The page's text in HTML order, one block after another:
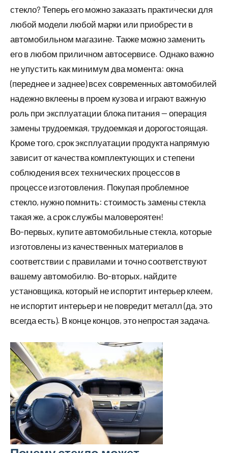
стекло? Теперь его можно заказать практически для
любой модели любой марки или приобрести в
автомобильном магазине. Также можно заменить
его в любом приличном автосервисе. Однако важно
не упустить как минимум два момента: окна
(переднее и заднее) всех современных автомобилей
надежно вклеены в проем кузова и играют важную
роль при эксплуатации блока питания — операция
замены трудоемкая, трудоемкая и дорогостоящая.
Кроме того, срок эксплуатации продукта напрямую
зависит от качества комплектующих и степени
соблюдения всех технических процессов в
процессе изготовления. Покупая проблемное
стекло, нужно помнить: стоимость замены стекла
такая же, а срок службы маловероятен!
Во-первых, купите автомобильные стекла, которые
изготовлены из качественных материалов в
соответствии с правилами и точно соответствуют
вашему автомобилю. Во-вторых, найдите
установщика, который не испортит интерьер клеем,
не испортит интерьер и не повредит металл (да, это
всегда есть). В конце концов, это непростая задача.